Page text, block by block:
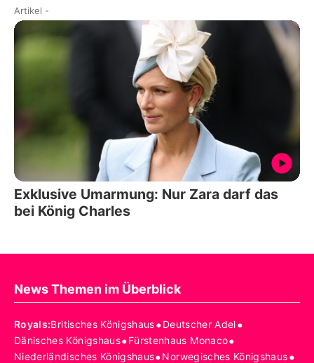
Artikel -
Exklusive Umarmung: Nur Zara darf das
bei König Charles
News Themen im Überblick
Royals:Britisches Königshaus•Deutscher Adel•
Dänisches Königshaus•Fürstenhaus Monaco•
Niederländisches Königshaus•Norwegisches Königshaus•